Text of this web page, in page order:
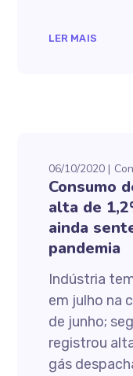
LER MAIS
06/10/2020
Consumo
alta de
ainda
pandemia
Indústria
em julho na
de junho;
registrou
gás